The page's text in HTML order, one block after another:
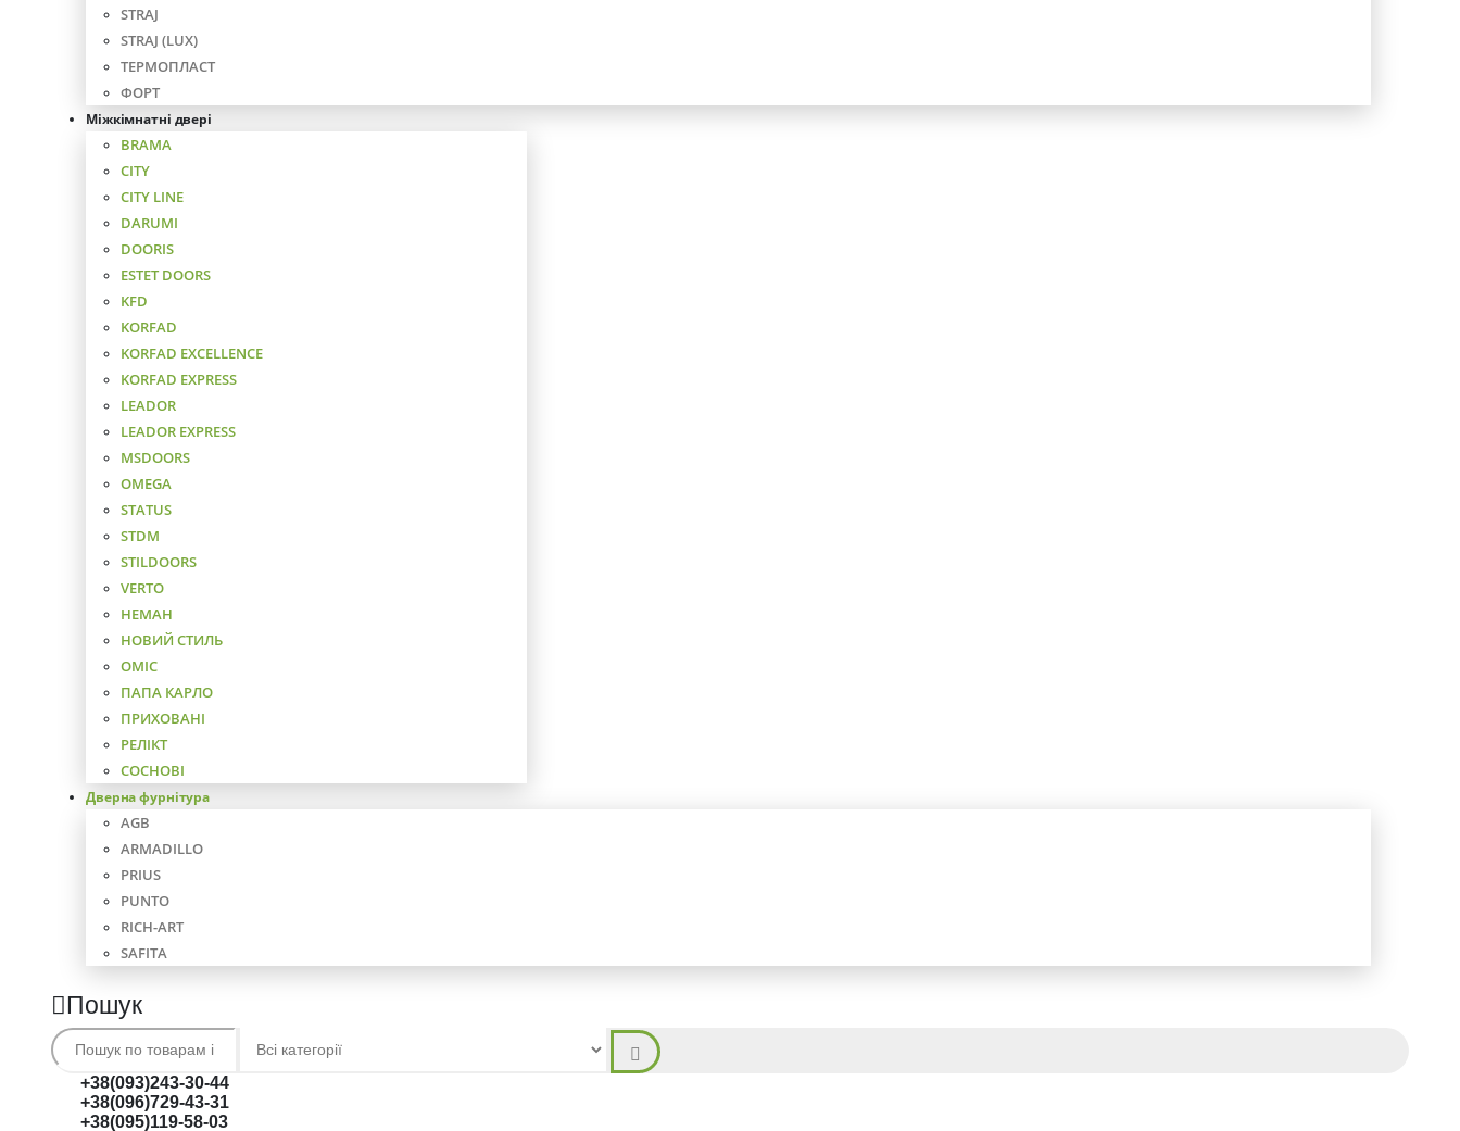
STRAJ
STRAJ (LUX)
ТЕРМОПЛАСТ
ФОРТ
Міжкімнатні двері
BRAMA
CITY
CITY LINE
DARUMI
DOORIS
ESTET DOORS
KFD
KORFAD
KORFAD EXCELLENCE
KORFAD EXPRESS
LEADOR
LEADOR EXPRESS
MSDOORS
OMEGA
STATUS
STDM
STILDOORS
VERTO
НЕМАН
НОВИЙ СТИЛЬ
ОМІС
ПАПА КАРЛО
ПРИХОВАНІ
РЕЛІКТ
СОСНОВІ
Дверна фурнітура
AGB
ARMADILLO
PRIUS
PUNTO
RICH-ART
SAFITA
Пошук
+38(093)243-30-44
+38(096)729-43-31
+38(095)119-58-03